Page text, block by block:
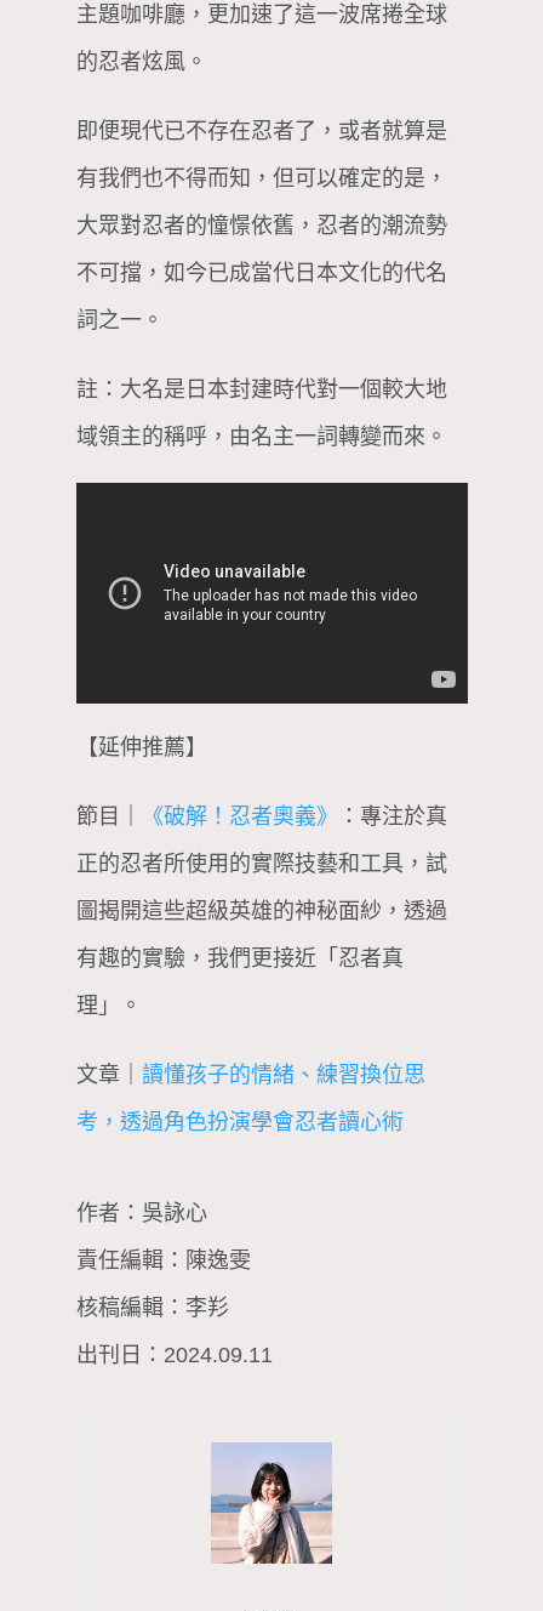
主題咖啡廳，更加速了這一波席捲全球
的忍者炫風。
即便現代已不存在忍者了，或者就算是
有我們也不得而知，但可以確定的是，
大眾對忍者的憧憬依舊，忍者的潮流勢
不可擋，如今已成當代日本文化的代名
詞之一。
註：大名是日本封建時代對一個較大地
域領主的稱呼，由名主一詞轉變而來。
【延伸推薦】
節目｜ 《破解！忍者奧義》
：專注於真
正的忍者所使用的實際技藝和工具，試
圖揭開這些超級英雄的神秘面紗，透過
有趣的實驗，我們更接近「忍者真
理」。
文章｜ 讀懂孩子的情緒、練習換位思
考，透過角色扮演學會忍者讀心術
作者：吳詠心
責任編輯：陳逸雯
核稿編輯：李羏
出刊日：2024.09.11